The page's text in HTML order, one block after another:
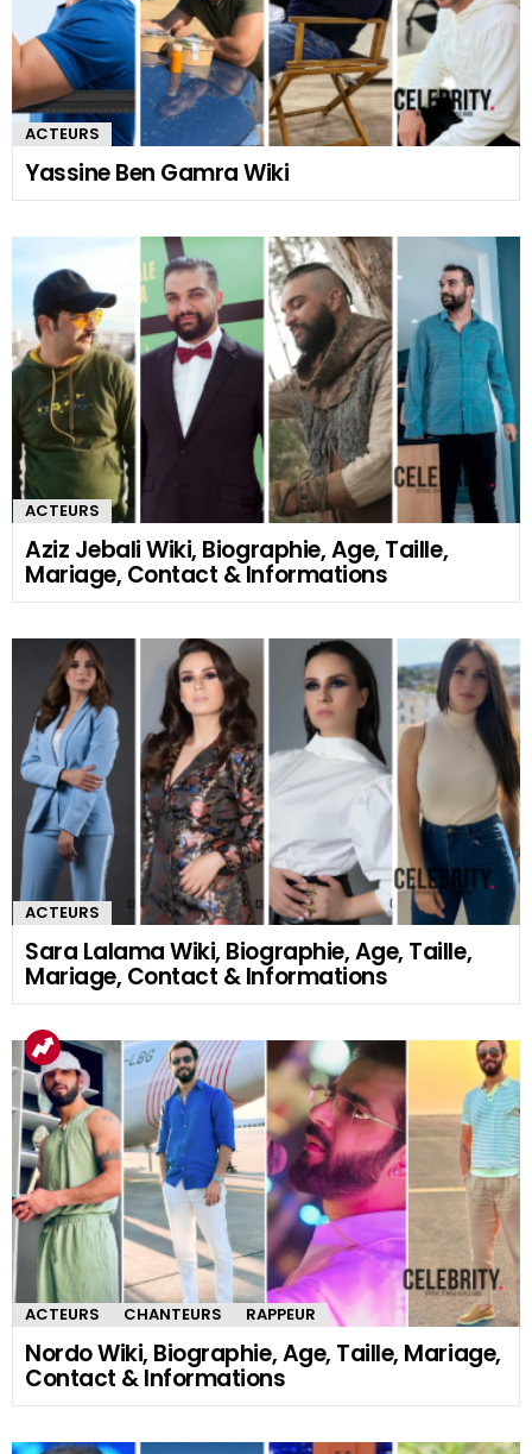
ACTEURS
Yassine Ben Gamra Wiki
ACTEURS
Aziz Jebali Wiki, Biographie, Age, Taille,
Mariage, Contact & Informations
ACTEURS
Sara Lalama Wiki, Biographie, Age, Taille,
Mariage, Contact & Informations
ACTEURS CHANTEURS RAPPEUR
Nordo Wiki, Biographie, Age, Taille, Mariage,
Contact & Informations